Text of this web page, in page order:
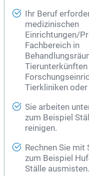
Ihr Beruf
medizinischen
Einrichtungen/
Fachbereich in
Tierunterkünften
Tierkliniken
Sie arbeiten
zum Beispiel
reinigen.
Rechnen Sie
zum Beispiel
Ställe ausmisten.